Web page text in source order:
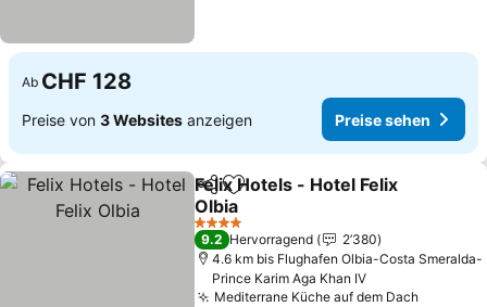
Ab CHF 128
Preise von 3 Websites anzeigen Preise sehen
TeilenZu Favoriten hinzufügen
Felix Hotels - Hotel Felix
Olbia
4 Sterne
9.2 Hervorragend
2’380
4.6 km bis Flughafen Olbia-Costa Smeralda-
Prince Karim Aga Khan IV
Mediterrane Küche auf dem Dach